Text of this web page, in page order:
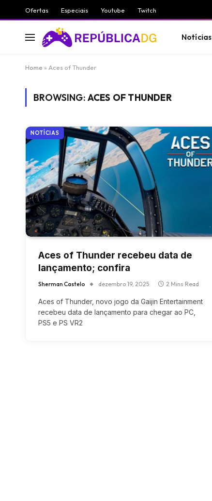
Ofertas Especiais Youtube Twitch
Notícias
Home » Aces of Thunder
BROWSING: ACES OF THUNDER
NOTÍCIAS
Aces of Thunder recebeu data de
lançamento; confira
Sherman Castelo dezembro 19, 2025 2 Mins Read
Aces of Thunder, novo jogo da Gaijin Entertainment
recebeu data de lançamento para chegar ao PC,
PS5 e PS VR2